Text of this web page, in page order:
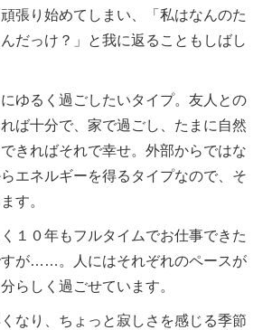
張り始めてしまい、「私はなんのた
だっけ？」と我に返ることもしばし
ゆるく過ごしたいタイプ。友人との
ば十分で、家で過ごし、たまに自然
きればそれで幸せ。外部からではな
エネルギーを得るタイプなので、そ
す。
１０年もフルタイムでお仕事できた
すが……。人にはそれぞれのペースが
らしく過ごせています。
なり、ちょっと寂しさを感じる季節